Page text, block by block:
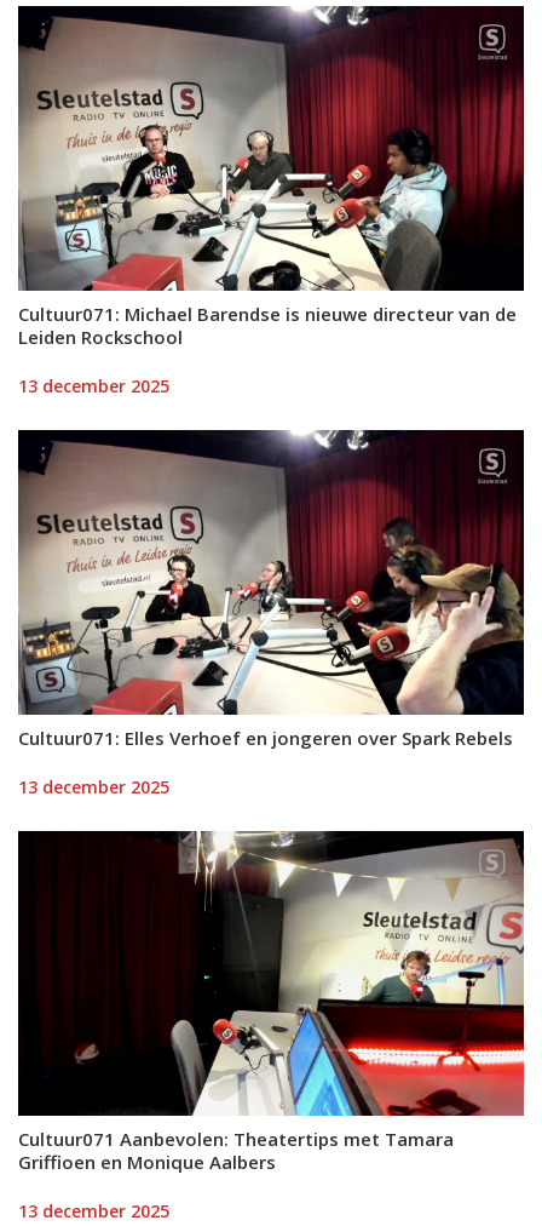
Cultuur071: Michael Barendse is nieuwe directeur van de
Leiden Rockschool
13 december 2025
Cultuur071: Elles Verhoef en jongeren over Spark Rebels
13 december 2025
Cultuur071 Aanbevolen: Theatertips met Tamara
Griffioen en Monique Aalbers
13 december 2025